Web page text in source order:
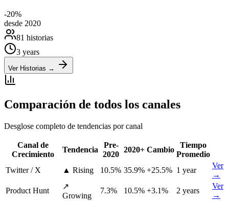
-20%
desde 2020
81 historias
3 years
Ver Historias →
Comparación de todos los canales
Desglose completo de tendencias por canal
Canal de
Crecimiento
Tendencia
Pre-
2020
2020+ Cambio
Tiempo
Promedio
Twitter / X
▲ Rising 10.5% 35.9% +25.5% 1 year
Ver
→
Product Hunt
↗
Growing
7.3% 10.5% +3.1% 2 years
Ver
→